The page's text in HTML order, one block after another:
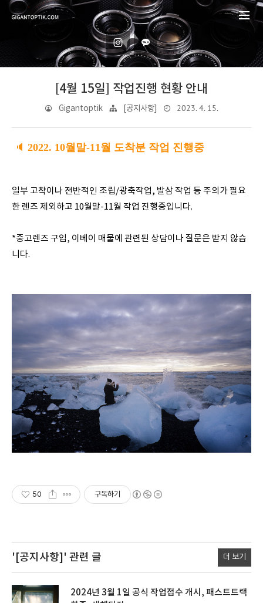
[4월 15일] 작업진행 현황 안내
Gigantoptik [공지사항] 2023. 4. 15.
🔈 2022. 10월말-11월 도착분 작업 진행중
일부 고착이나 전반적인 조립/광축작업, 발삼 작업 등 주의가 필요
한 렌즈 제외하고 10월말-11월 작업 진행중입니다.
*중고렌즈 구입, 이베이 매물에 관련된 상담이나 질문은 받지 않습
니다.
50 구독하기
'[공지사항]' 관련 글 더 보기
2024년 3월 1일 공식 작업접수 개시, 패스트트랙